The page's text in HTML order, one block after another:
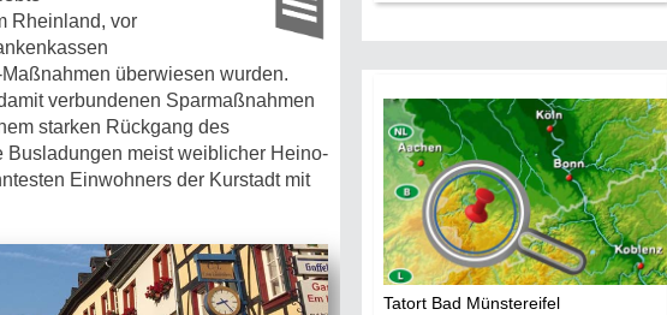
Rheinland, vor
überwiesen wurden.
verbundenen Sparmaßnahmen
starken Rückgang des
Busladungen meist weiblicher Heino-
Einwohners der Kurstadt mit
Tatort Bad Münstereifel